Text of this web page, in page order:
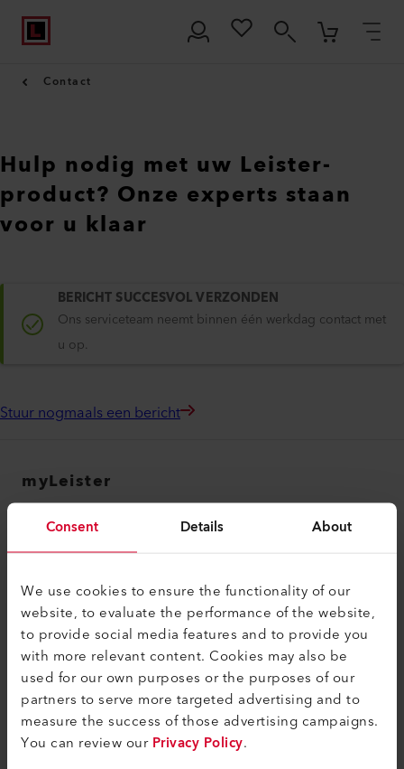
Consent Details About
We use cookies to ensure the functionality of our
website, to evaluate the performance of the website,
to provide social media features and to provide you
with more relevant content. Cookies may also be
used for our own purposes or the purposes of our
partners to serve more targeted advertising and to
measure the success of those advertising campaigns.
You can review ourPrivacy Policy.
Contact
Hulp nodig met uw Leister-
product? Onze experts staan
voor u klaar
BERICHT SUCCESVOL VERZONDEN
Ons serviceteam neemt binnen één werkdag contact met
u op.
Stuur nogmaals een bericht
myLeister
myLeister Account
Academy
Services
myLeister Apps
Juridisch en hulp
Contact
Vind een dealer
Algemene voorwaarden